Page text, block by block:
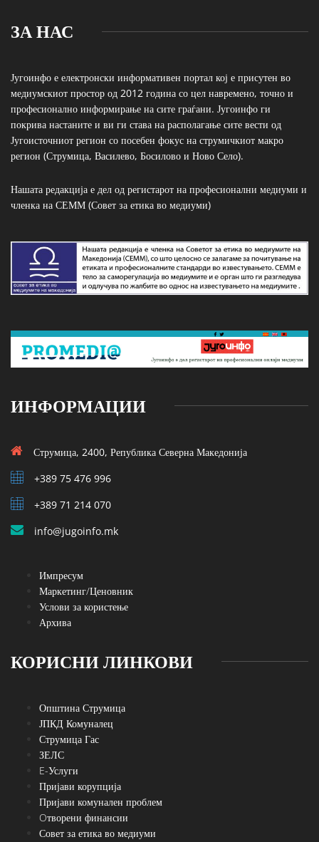
ЗА НАС
Југоинфо е електронски информативен портал кој е присутен во
медиумскиот простор од 2012 година со цел навремено, точно и
професионално информирање на сите граѓани. Југоинфо ги
покрива настаните и ви ги става на располагање сите вести од
Југоисточниот регион со посебен фокус на струмичкиот макро
регион (Струмица, Василево, Босилово и Ново Село).
Нашата редакција е дел од регистарот на професионални медиуми и
членка на СЕММ (Совет за етика во медиуми)
ИНФОРМАЦИИ
Струмица, 2400, Република Северна Македонија
+389 75 476 996
+389 71 214 070
info@jugoinfo.mk
Импресум
Маркетинг/Ценовник
Услови за користење
Архива
КОРИСНИ ЛИНКОВИ
Општина Струмица
ЈПКД Комуналец
Струмица Гас
ЗЕЛС
E-Услуги
Пријави корупција
Пријави комунален проблем
Oтворени финансии
Совет за етика во медиуми